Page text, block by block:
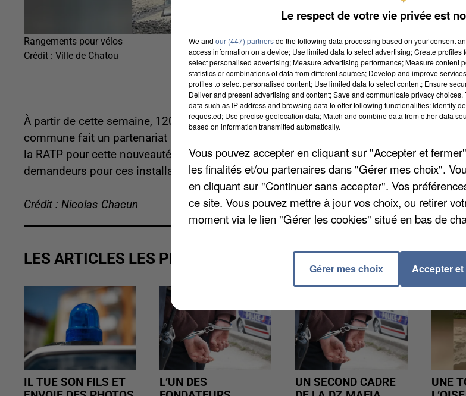
Rangements pour vélos
Crédit : Ville de Chatou
À partir de cette semaine, 120 racks de stationnement vélos sont installé à côté du
commune fait un partenariat avec la Communauté d'Agglomération Saint Germain
la RATP pour cette nouveauté. La mairie de Chatou affirme que de plus en plus
demandeurs pour ces installations dédiées aux cylistes. Elles sont d'ailleurs en accès
Crédit : Nicolas Chacun
LES ARTICLES LES PLUS VUS
IL TUE SON FILS ET
L’UN DES
UN SECOND CADRE
UNE
Le respect de votre vie privée est
We and our (447) partnersdo the following data processing based on your consent
access information on a device; Use limited data to select advertising; Create
select personalised advertising; Measure advertising performance; Measure content
statistics or combinations of data from different sources; Develop and improve
profiles to select personalised content; Use limited data to select content; Ensure
Deliver and present advertising and content; Save and communicate privacy
data such as IP address and browsing data to offer following functionalities: Identify
requested; Use precise geolocation data; Match and combine data from other data
based on information transmitted automatically.
Vous pouvez accepter en cliquant sur "Accepter et
les finalités et/ou partenaires dans "Gérer mes choix".
en cliquant sur "Continuer sans accepter". Vos
ce site. Vous pouvez mettre à jour vos choix, ou retirer
moment via le lien "Gérer les cookies" situé en bas de
Gérer mes choix Accepter